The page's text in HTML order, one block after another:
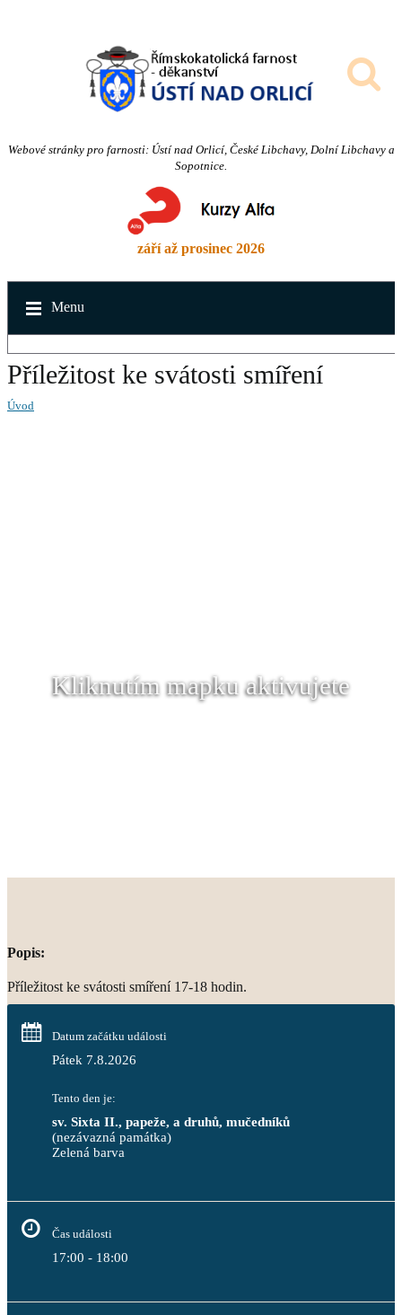
Webové stránky pro farnosti: Ústí nad Orlicí, České Libchavy, Dolní Libchavy a
Sopotnice.
září až prosinec 2026
Menu
Příležitost ke svátosti smíření
Úvod
Kliknutím mapku aktivujete
Popis:
Příležitost ke svátosti smíření 17-18 hodin.
Datum začátku události
Pátek 7.8.2026
Tento den je:
sv. Sixta II., papeže, a druhů, mučedníků
(nezávazná památka)
Zelená barva
Čas události
17:00 - 18:00